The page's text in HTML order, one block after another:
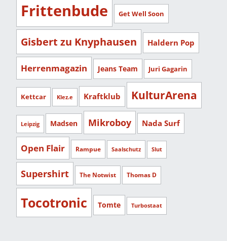
Frittenbude Get Well Soon
Gisbert zu Knyphausen Haldern Pop
Herrenmagazin Jeans Team Juri Gagarin
Kettcar Klez.e Kraftklub KulturArena
Leipzig Madsen Mikroboy Nada Surf
Open Flair Rampue Saalschutz Slut
Supershirt The Notwist Thomas D
Tocotronic Tomte Turbostaat